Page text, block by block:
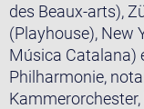
des Beaux-arts),
(Playhouse), New
Música Catalana)
Philharmonie,